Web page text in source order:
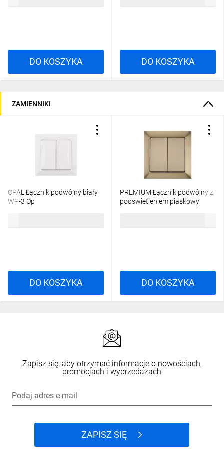
DO KOSZYKA DO KOSZYKA
ZAMIENNIKI
OPAL Łącznik podwójny biały
WP-3 Op
DO KOSZYKA
PREMIUM Łącznik podwójny z
podświetleniem piaskowy
DO KOSZYKA
Zapisz się, aby otrzymać informacje o nowościach,
promocjach i wyprzedażach
Podaj adres e-mail
ZAPISZ SIĘ